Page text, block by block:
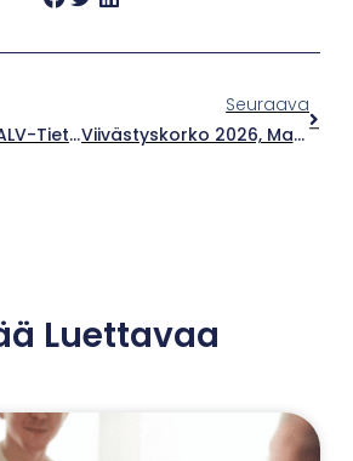
Arvonlisävero – ALV-Tietopaketti Yrittäjälle
Seuraava
Viivästyskorko 2026, Maksumuistutus Ja Maksuvaatimus – Toimet Eräpäivän Jälkeen
Luettavaa